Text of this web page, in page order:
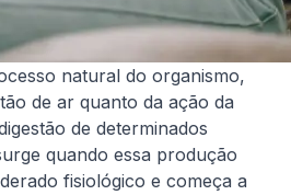
natural do organismo,
de ar quanto da ação da
de determinados
quando essa produção
fisiológico e começa a